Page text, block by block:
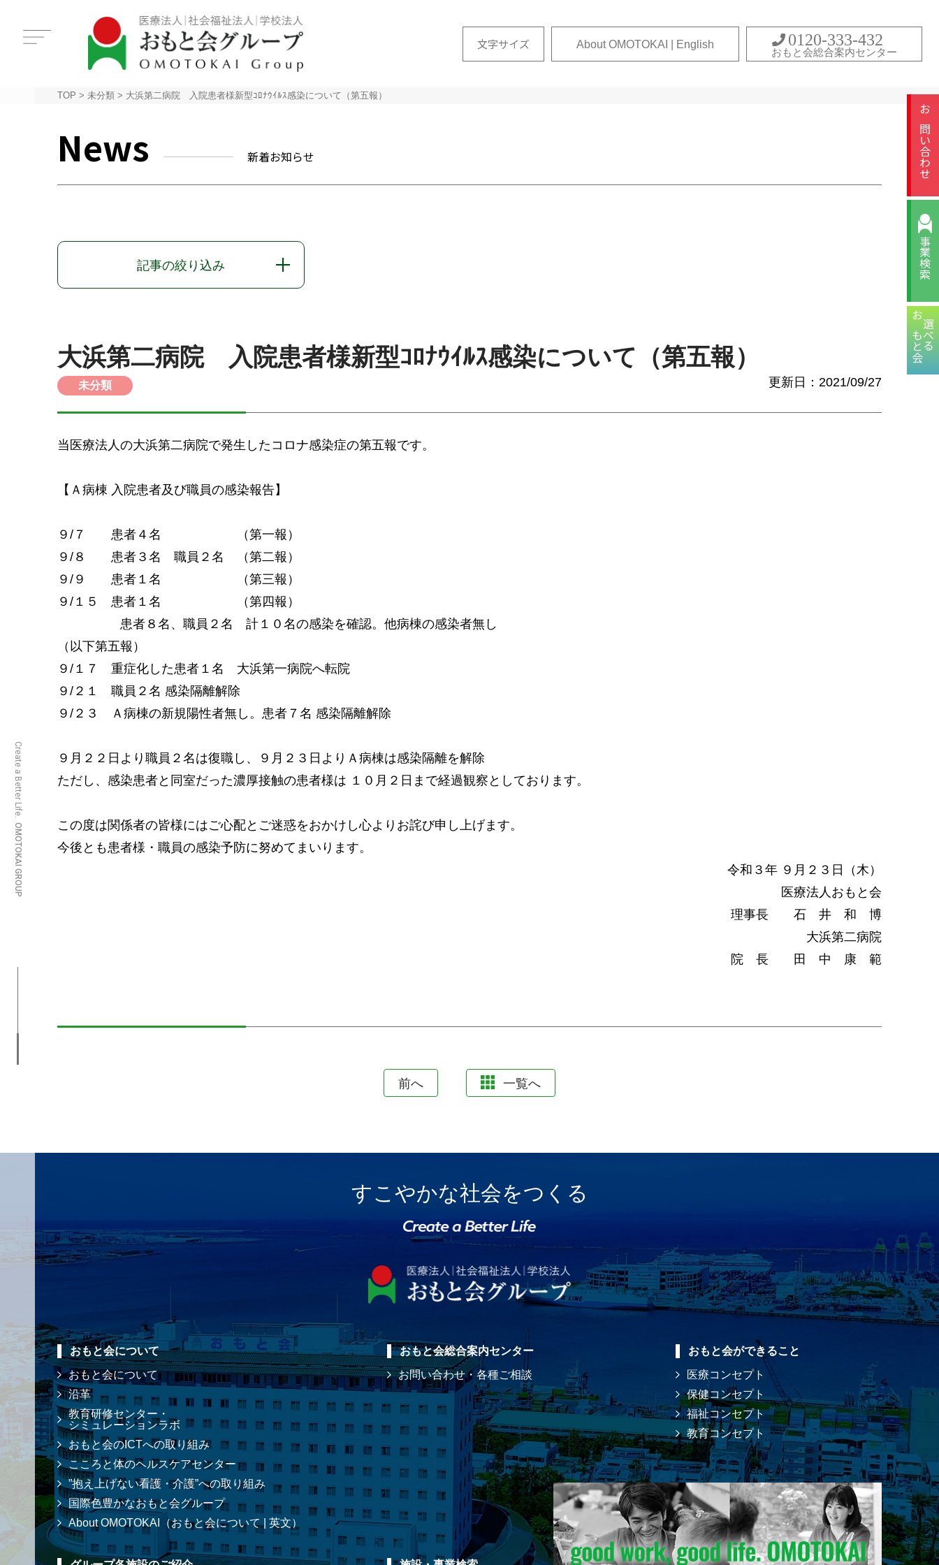
Create a Better Life.
OMOTOKAI GROUP
文字サイズ About OMOTOKAI | English 0120-333-432
おもと会総合案内センター
お問い合わせ
事業検索
選べる
おもと会
TOP > 未分類 > 大浜第二病院 入院患者様新型ｺﾛﾅｳｲﾙｽ感染について（第五報）
News 新着お知らせ
記事の絞り込み
大浜第二病院 入院患者様新型ｺﾛﾅｳｲﾙｽ感染について（第五報）
未分類 更新日：2021/09/27
当医療法人の大浜第二病院で発生したコロナ感染症の第五報です。
【Ａ病棟 入院患者及び職員の感染報告】
９/７ 患者４名 （第一報）
９/８ 患者３名 職員２名 （第二報）
９/９ 患者１名 （第三報）
９/１５ 患者１名 （第四報）
患者８名、職員２名 計１０名の感染を確認。他病棟の感染者無し
（以下第五報）
９/１７ 重症化した患者１名 大浜第一病院へ転院
９/２１ 職員２名 感染隔離解除
９/２３ Ａ病棟の新規陽性者無し。患者７名 感染隔離解除
９月２２日より職員２名は復職し、９月２３日よりＡ病棟は感染隔離を解除
ただし、感染患者と同室だった濃厚接触の患者様は １０月２日まで経過観察としております。
この度は関係者の皆様にはご心配とご迷惑をおかけし心よりお詫び申し上げます。
今後とも患者様・職員の感染予防に努めてまいります。
令和３年 ９月２３日（木）
医療法人おもと会
理事長 石 井 和 博
大浜第二病院
院 長 田 中 康 範
前へ 一覧へ
すこやかな社会をつくる
おもと会について
おもと会について
沿革
教育研修センター・
シミュレーションラボ
おもと会のICTへの取り組み
こころと体のヘルスケアセンター
”抱え上げない看護・介護”への取り組み
国際色豊かなおもと会グループ
About OMOTOKAI（おもと会について | 英文）
おもと会総合案内センター
お問い合わせ・各種ご相談
おもと会ができること
医療コンセプト
保健コンセプト
福祉コンセプト
教育コンセプト